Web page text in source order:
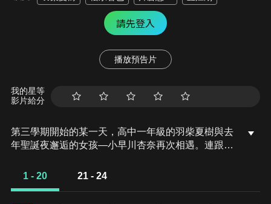
請先登入
播放預告片
我的星等
影片給分
第三學期開始的某一天，高中一年級的羽柴夏樹與去
年聖誕夜邂逅的女孩—小早川杏奈再次相遇。連跟每
一起去的卡拉OK都能偶然遇到打工中的杏奈，夏樹
1 - 20 21 - 24